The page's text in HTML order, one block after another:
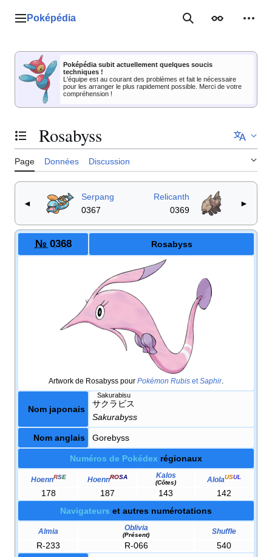
Menu principal
Poképédia RechercherApparence
Poképédia subit actuellement quelques soucis
techniques !
L'équipe est au courant des problèmes et fait le nécessaire
pour les arranger le plus rapidement possible. Merci de votre
compréhension !
Basculer la table des matières
Rosabyss
Page Données Discussion
◄
Serpang
0367
Relicanth
0369
►
№ 0368 Rosabyss
Artwork de Rosabyss pour Pokémon Rubis et Saphir.
Nom japonais
サクラビス
Sakurabisu
Sakurabyss
Nom anglais Gorebyss
Numéros de Pokédex régionaux
HoennRSE HoennROSA Kalos
(Côtes) AlolaUSUL
178 187 143
142
Navigateurs et autres numérotations
Almia Oblivia
(Présent) Shuffle
R-233 R-066
540